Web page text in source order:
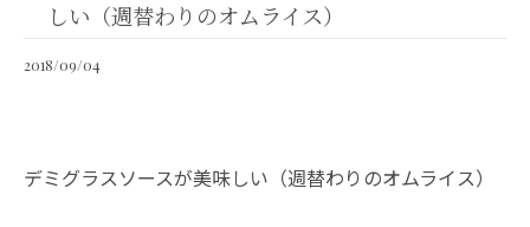
しい（週替わりのオムライス）
2018/09/04
デミグラスソースが美味しい（週替わりのオムライス）